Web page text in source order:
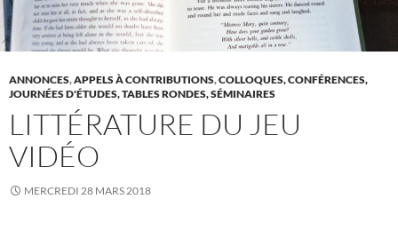
ANNONCES,APPELS À CONTRIBUTIONS,COLLOQUES, CONFÉRENCES,
JOURNÉES D'ÉTUDES, TABLES RONDES, SÉMINAIRES
LITTÉRATURE DU JEU
VIDÉO
MERCREDI 28 MARS 2018